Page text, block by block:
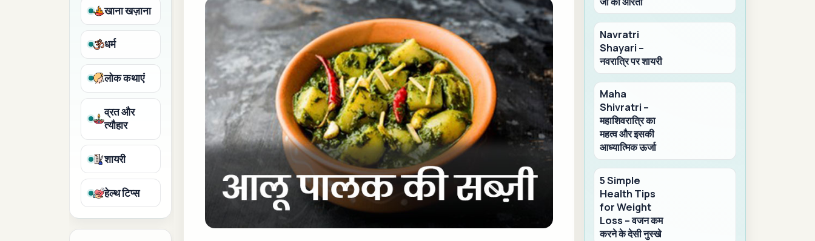
खाना खज़ाना
धर्म
लोक कथाएं
व्रत और
त्यौहार
शायरी
हेल्थ टिप्स
Navratri
Shayari –
नवरात्रि पर शायरी
Maha
Shivratri –
महाशिवरात्रि का
महत्व और इसकी
आध्यात्मिक ऊर्जा
5 Simple
Health Tips
for Weight
Loss – वजन कम
करने के देसी नुस्खे